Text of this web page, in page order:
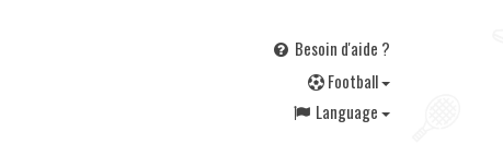
Besoin d'aide ?
Football
Language